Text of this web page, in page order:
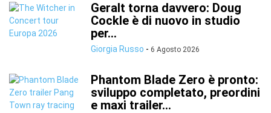
Geralt torna davvero: Doug
Cockle è di nuovo in studio
per...
Giorgia Russo - 6 Agosto 2026
Phantom Blade Zero è pronto:
sviluppo completato, preordini
e maxi trailer...